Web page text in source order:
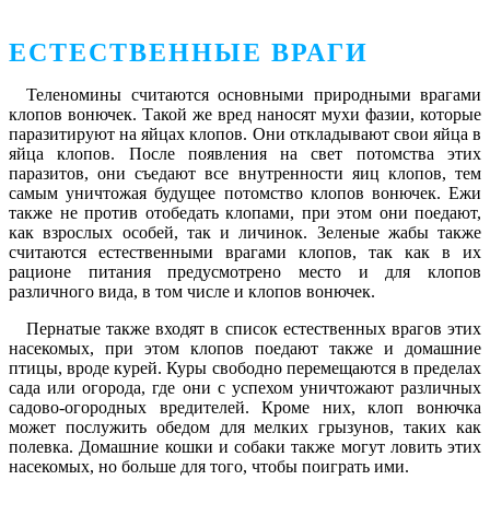
ЕСТЕСТВЕННЫЕ ВРАГИ
Теленомины считаются основными природными врагами
клопов вонючек. Такой же вред наносят мухи фазии, которые
паразитируют на яйцах клопов. Они откладывают свои яйца в
яйца клопов. После появления на свет потомства этих
паразитов, они съедают все внутренности яиц клопов, тем
самым уничтожая будущее потомство клопов вонючек. Ежи
также не против отобедать клопами, при этом они поедают,
как взрослых особей, так и личинок. Зеленые жабы также
считаются естественными врагами клопов, так как в их
рационе питания предусмотрено место и для клопов
различного вида, в том числе и клопов вонючек.
Пернатые также входят в список естественных врагов этих
насекомых, при этом клопов поедают также и домашние
птицы, вроде курей. Куры свободно перемещаются в пределах
сада или огорода, где они с успехом уничтожают различных
садово-огородных вредителей. Кроме них, клоп вонючка
может послужить обедом для мелких грызунов, таких как
полевка. Домашние кошки и собаки также могут ловить этих
насекомых, но больше для того, чтобы поиграть ими.